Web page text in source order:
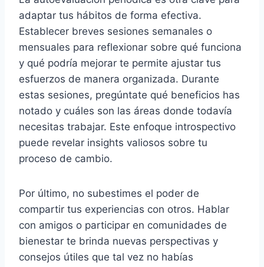
adaptar tus hábitos de forma efectiva.
Establecer breves sesiones semanales o
mensuales para reflexionar sobre qué funciona
y qué podría mejorar te permite ajustar tus
esfuerzos de manera organizada. Durante
estas sesiones, pregúntate qué beneficios has
notado y cuáles son las áreas donde todavía
necesitas trabajar. Este enfoque introspectivo
puede revelar insights valiosos sobre tu
proceso de cambio.
Por último, no subestimes el poder de
compartir tus experiencias con otros. Hablar
con amigos o participar en comunidades de
bienestar te brinda nuevas perspectivas y
consejos útiles que tal vez no habías